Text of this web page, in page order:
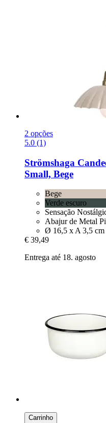
2 opções
5.0 (1)
Strömshaga
Small, Bege
Bege
Verde escuro
Sensação
Abajur de Metal
Ø 16,5 x A 3,5 cm
€ 39,49
Entrega até 18. agosto
Carrinho